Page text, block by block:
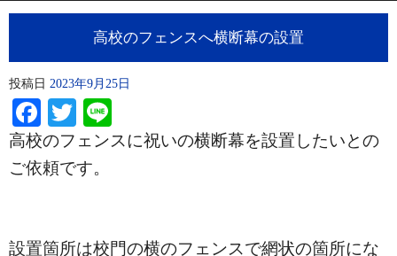
高校のフェンスへ横断幕の設置
投稿日 2023年9月25日
Facebook
Twitter
高校のフェンスに祝いの横断幕を設置したいとの
ご依頼です。
設置箇所は校門の横のフェンスで網状の箇所にな